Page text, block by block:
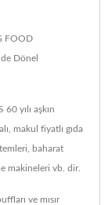
FOOD
Dönel
yılı aşkın
makul fiyatlı gıda
baharat
makineleri vb. dir.
ve mısır